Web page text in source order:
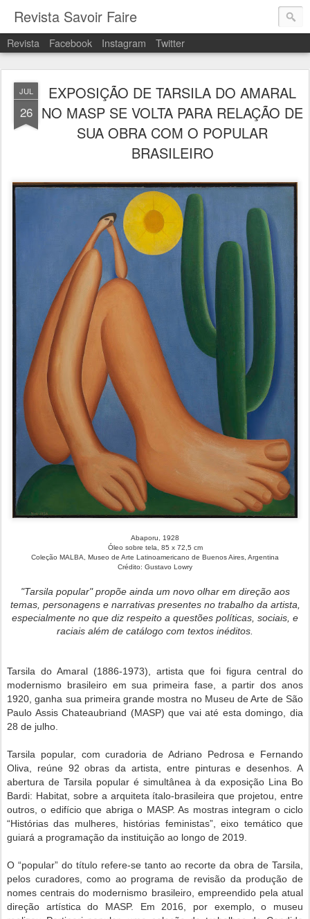
Revista Savoir Faire
Revista Facebook Instagram Twitter
JUL
26
EXPOSIÇÃO DE TARSILA DO AMARAL
NO MASP SE VOLTA PARA RELAÇÃO DE
SUA OBRA COM O POPULAR
BRASILEIRO
Abaporu, 1928
Óleo sobre tela, 85 x 72,5 cm
Coleção MALBA, Museo de Arte Latinoamericano de Buenos Aires, Argentina
Crédito: Gustavo Lowry
"Tarsila popular" propõe ainda um novo olhar em direção aos
temas, personagens e narrativas presentes no trabalho da artista,
especialmente no que diz respeito a questões políticas, sociais, e
raciais além de catálogo com textos inéditos.
Tarsila do Amaral (1886-1973), artista que foi figura central do
modernismo brasileiro em sua primeira fase, a partir dos anos
1920, ganha sua primeira grande mostra no Museu de Arte de São
Paulo Assis Chateaubriand (MASP) que vai até esta domingo, dia
28 de julho.
Tarsila popular, com curadoria de Adriano Pedrosa e Fernando
Oliva, reúne 92 obras da artista, entre pinturas e desenhos. A
abertura de Tarsila popular é simultânea à da exposição Lina Bo
Bardi: Habitat, sobre a arquiteta ítalo-brasileira que projetou, entre
outros, o edifício que abriga o MASP. As mostras integram o ciclo
“Histórias das mulheres, histórias feministas”, eixo temático que
guiará a programação da instituição ao longo de 2019.
O “popular” do título refere-se tanto ao recorte da obra de Tarsila,
pelos curadores, como ao programa de revisão da produção de
nomes centrais do modernismo brasileiro, empreendido pela atual
direção artística do MASP. Em 2016, por exemplo, o museu